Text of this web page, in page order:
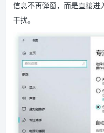
信息不再弹窗，而是直接进
干扰。